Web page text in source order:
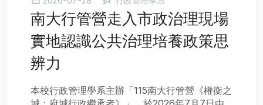
南大行管營走入市政治理現場
實地認識公共治理培養政策思
辨力
本校行政管理學系主辦「115南大行管營《權衡之